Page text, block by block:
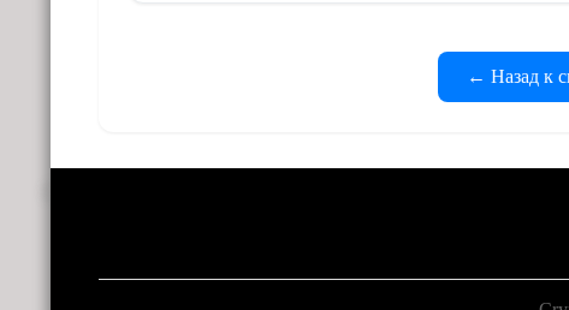
← Назад к